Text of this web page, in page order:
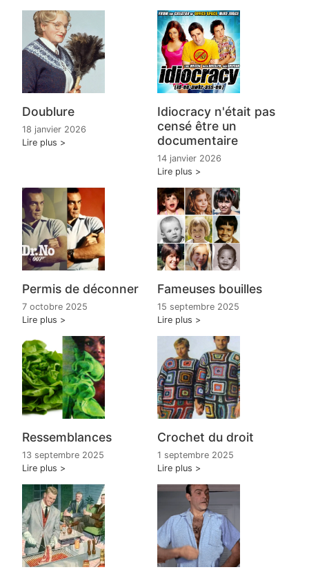
Doublure
18 janvier 2026
Lire plus
Idiocracy n'était pas
censé être un
documentaire
14 janvier 2026
Lire plus
Permis de déconner
7 octobre 2025
Lire plus
Fameuses bouilles
15 septembre 2025
Lire plus
Ressemblances
13 septembre 2025
Lire plus
Crochet du droit
1 septembre 2025
Lire plus